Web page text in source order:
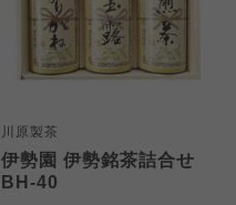
川原製茶
伊勢園 伊勢銘茶詰合せ
BH-40